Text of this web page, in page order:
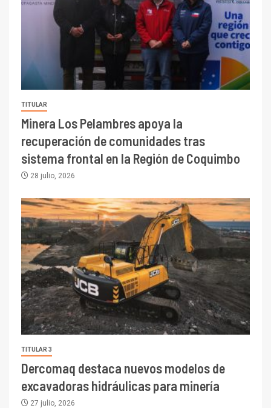
TITULAR
Minera Los Pelambres apoya la
recuperación de comunidades tras
sistema frontal en la Región de Coquimbo
28 julio, 2026
TITULAR 3
Dercomaq destaca nuevos modelos de
excavadoras hidráulicas para minería
27 julio, 2026